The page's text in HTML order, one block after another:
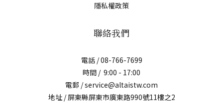
隱私權政策
聯絡我們
電話 / 08-766-7699
時間 / 9:00 - 17:00
電郵 / service@altaistw.com
地址 / 屏東縣屏東市廣東路990號11樓之2